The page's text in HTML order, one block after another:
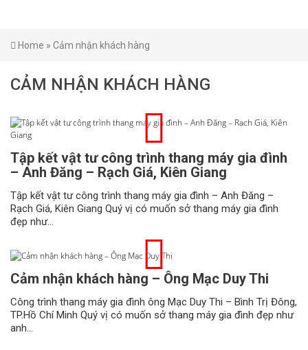
Home » Cảm nhận khách hàng
CẢM NHẬN KHÁCH HÀNG
Tập kết vật tư công trình thang máy gia đình
– Anh Đăng – Rạch Giá, Kiên Giang
Tập kết vật tư công trình thang máy gia đình – Anh Đăng –
Rạch Giá, Kiên Giang Quý vị có muốn sở thang máy gia đình
đẹp như...
Cảm nhận khách hàng – Ông Mạc Duy Thi
Công trình thang máy gia đình ông Mạc Duy Thi – Bình Trị Đông,
TP.Hồ Chí Minh Quý vị có muốn sở thang máy gia đình đẹp như
anh...